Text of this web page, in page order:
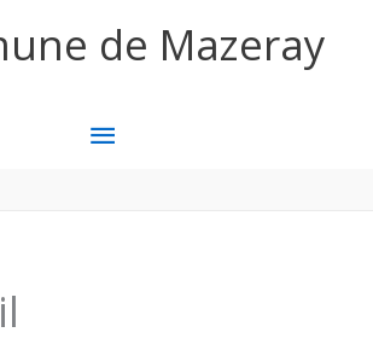
de Mazeray
MENU